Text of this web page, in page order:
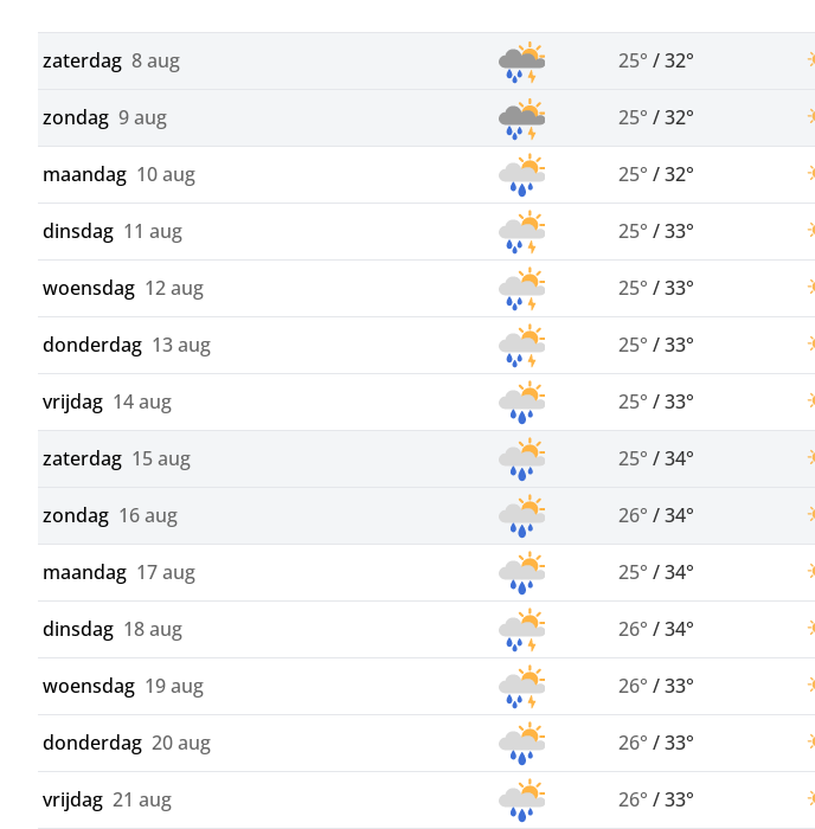
zaterdag 8 aug 25° /32°
zondag 9 aug 25° /32°
maandag 10 aug 25° /32°
dinsdag 11 aug 25° /33°
woensdag 12 aug 25° /33°
donderdag 13 aug 25° /33°
vrijdag 14 aug 25° /33°
zaterdag 15 aug 25° /34°
zondag 16 aug 26° /34°
maandag 17 aug 25° /34°
dinsdag 18 aug 26° /34°
woensdag 19 aug 26° /33°
donderdag 20 aug 26° /33°
vrijdag 21 aug 26° /33°